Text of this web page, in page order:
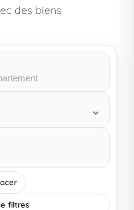
des biens
filtres